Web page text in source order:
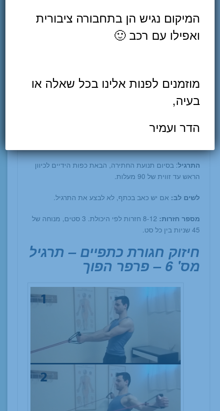
למתקדמים בלבד
חיזוק חגורת כתפיים – חתירה עם הבאת ידיים לגובה
התרגיל: בסיום תנועת החתירה, הבאת כפות הידיים לכיוון
הראש עד זווית של 90 מעלות.
לשים לב: אם יש כאב בכתף, לא לבצע את התרגיל.
מספר חזרות:
8-12 חזרות לפי היכולת. 3 סטים, מנוחה של
45 שניות בין כל סט.
חיזוק חגורת כתפיים – תרגיל
מס' 6 – פרפר הפוך
המיקום נגיש הן בתחבורה ציבורית
ואפילו עם רכב 🙂
מוזמנים לפנות אלינו בכל שאלה או
בעיה,
הדר ועמיר